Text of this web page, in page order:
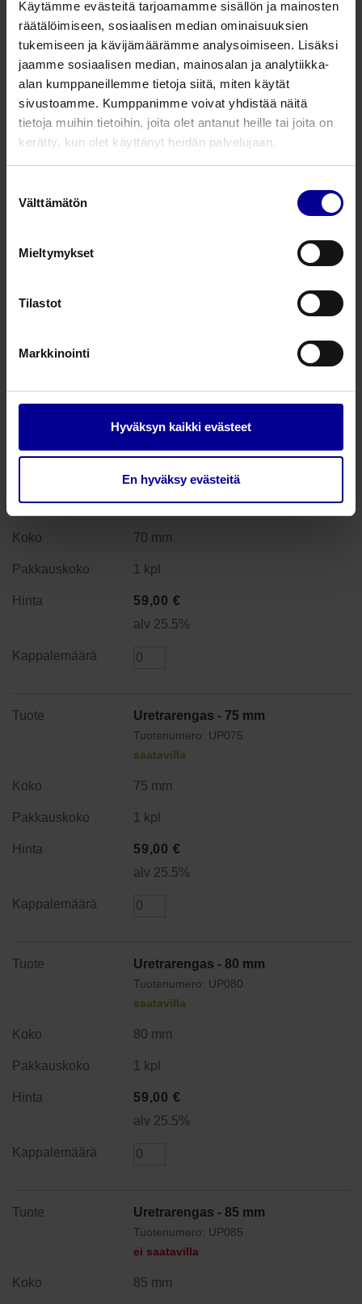
Käytämme evästeitä tarjoamamme sisällön ja mainosten
räätälöimiseen, sosiaalisen median ominaisuuksien
tukemiseen ja kävijämäärämme analysoimiseen. Lisäksi
jaamme sosiaalisen median, mainosalan ja analytiikka-
alan kumppaneillemme tietoja siitä, miten käytät
sivustoamme. Kumppanimme voivat yhdistää näitä
tietoja muihin tietoihin, joita olet antanut heille tai joita on
kerätty, kun olet käyttänyt heidän palvelujaan.
valinta
Välttämätön
Mieltymykset
Tilastot
Markkinointi
Hyväksyn kaikki evästeet
En hyväksy evästeitä
saatavilla
60 mm
1 kpl
59,00€
alv 25.5%
Tuotenumero: UP070
saatavilla
70 mm
1 kpl
59,00 €
alv 25.5%
Uretrarengas - 75 mm
Tuotenumero: UP075
saatavilla
75 mm
1 kpl
59,00 €
alv 25.5%
Uretrarengas - 80 mm
Tuotenumero: UP080
saatavilla
80 mm
1 kpl
59,00 €
alv 25.5%
Uretrarengas - 85 mm
Tuotenumero: UP085
ei saatavilla
85 mm